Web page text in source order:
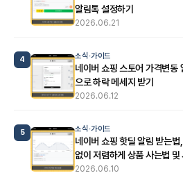
알림톡 설정하기
2026.06.21
4 소식·가이드
네이버 쇼핑 스토어 가격변동
으로 하락 메세지 받기
2026.06.12
5 소식·가이드
네이버 쇼핑 핫딜 알림 받는
없이 저렴하게 상품 사는법 및
2026.06.10